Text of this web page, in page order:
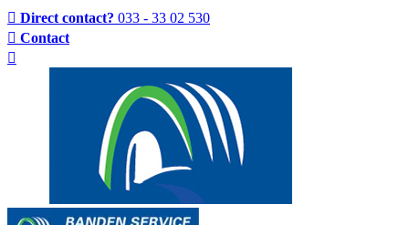
Direct contact? 033 - 33 02 530
Contact